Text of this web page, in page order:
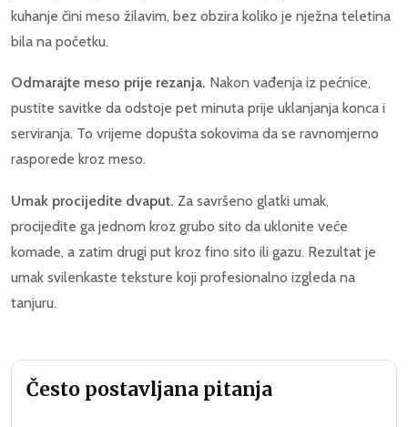
kuhanje čini meso žilavim, bez obzira koliko je nježna teletina
bila na početku.
Odmarajte meso prije rezanja. Nakon vađenja iz pećnice,
pustite savitke da odstoje pet minuta prije uklanjanja konca i
serviranja. To vrijeme dopušta sokovima da se ravnomjerno
rasporede kroz meso.
Umak procijedite dvaput. Za savršeno glatki umak,
procijedite ga jednom kroz grubo sito da uklonite veće
komade, a zatim drugi put kroz fino sito ili gazu. Rezultat je
umak svilenkaste teksture koji profesionalno izgleda na
tanjuru.
Često postavljana pitanja